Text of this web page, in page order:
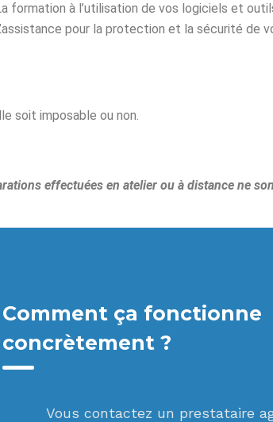
formation à l’utilisation de vos logiciels et
pour la protection et la sécurité de
soit imposable ou non.
effectuées en atelier ou à distance ne
Comment ça fonctionne
concrètement ?
Vous contactez un prestataire